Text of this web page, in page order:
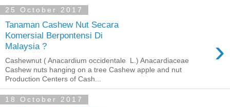
25 October 2017
Tanaman Cashew Nut Secara
Komersial Berpontensi Di
Malaysia ?
›
Cashewnut ( Anacardium occidentale L.) Anacardiaceae
Cashew nuts hanging on a tree Cashew apple and nut
Production Centers of Cash...
18 October 2017